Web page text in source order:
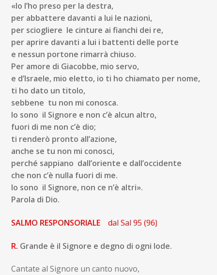
«Io l’ho preso per la destra,
per abbattere davanti a lui le nazioni,
per sciogliere le cinture ai fianchi dei re,
per aprire davanti a lui i battenti delle porte
e nessun portone rimarrà chiuso.
Per amore di Giacobbe, mio servo,
e d’Israele, mio eletto, io ti ho chiamato per nome,
ti ho dato un titolo,
sebbene tu non mi conosca.
Io sono il Signore e non c’è alcun altro,
fuori di me non c’è dio;
ti renderò pronto all’azione,
anche se tu non mi conosci,
perché sappiano dall’oriente e dall’occidente
che non c’è nulla fuori di me.
Io sono il Signore, non ce n’è altri».
Parola di Dio.
SALMO RESPONSORIALEdal Sal 95 (96)
R. Grande è il Signore e degno di ogni lode.
Cantate al Signore un canto nuovo,